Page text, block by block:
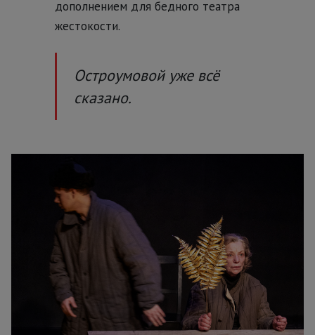
дополнением для бедного театра
жестокости.
Остроумовой уже всё
сказано.